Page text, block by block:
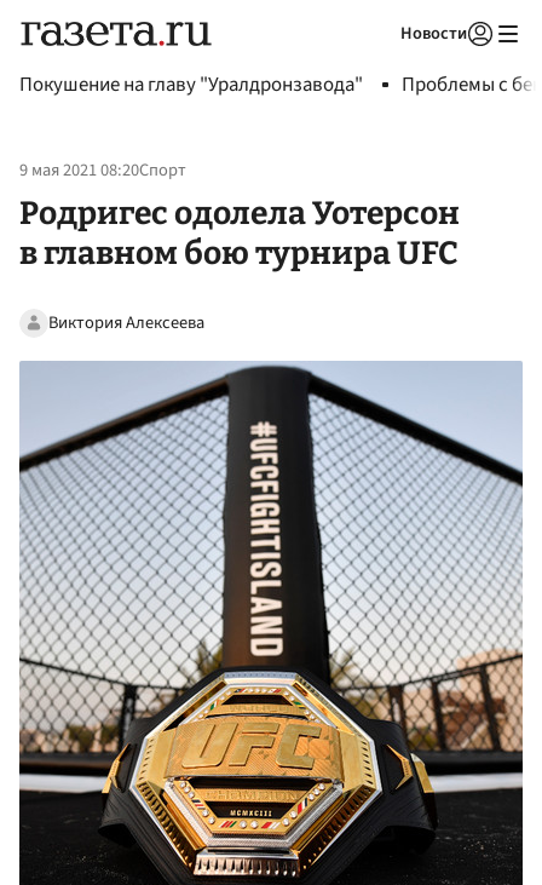
Новости
Покушение на главу "Уралдронзавода" Проблемы с
9 мая 2021 08:20Спорт
Родригес одолела Уотерсон
в главном бою турнира UFC
Виктория Алексеева